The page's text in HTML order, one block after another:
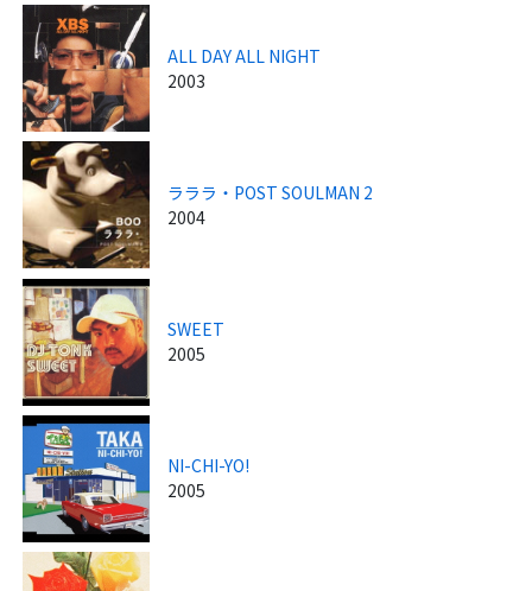
ALL DAY ALL NIGHT
2003
ラララ・POST SOULMAN 2
2004
SWEET
2005
NI-CHI-YO!
2005